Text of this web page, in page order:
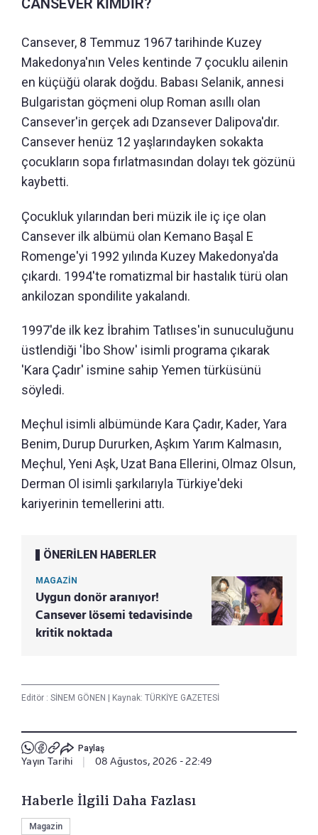
Cansever, 8 Temmuz 1967 tarihinde Kuzey
Makedonya'nın Veles kentinde 7 çocuklu ailenin
en küçüğü olarak doğdu. Babası Selanik, annesi
Bulgaristan göçmeni olup Roman asıllı olan
Cansever'in gerçek adı Dzansever Dalipova'dır.
Cansever henüz 12 yaşlarındayken sokakta
çocukların sopa fırlatmasından dolayı tek gözünü
kaybetti.
Çocukluk yılarından beri müzik ile iç içe olan
Cansever ilk albümü olan Kemano Başal E
Romenge'yi 1992 yılında Kuzey Makedonya'da
çıkardı. 1994'te romatizmal bir hastalık türü olan
ankilozan spondilite yakalandı.
1997'de ilk kez İbrahim Tatlıses'in sunuculuğunu
üstlendiği 'İbo Show' isimli programa çıkarak
'Kara Çadır' ismine sahip Yemen türküsünü
söyledi.
Meçhul isimli albümünde Kara Çadır, Kader, Yara
Benim, Durup Dururken, Aşkım Yarım Kalmasın,
Meçhul, Yeni Aşk, Uzat Bana Ellerini, Olmaz Olsun,
Derman Ol isimli şarkılarıyla Türkiye'deki
kariyerinin temellerini attı.
ÖNERİLEN HABERLER
MAGAZİN
Uygun donör aranıyor!
Cansever lösemi tedavisinde
kritik noktada
Editör : SİNEM GÖNEN | Kaynak: TÜRKİYE GAZETESİ
Paylaş
Yayın Tarihi 08 Ağustos, 2026 - 22:49
Haberle İlgili Daha Fazlası
Magazin